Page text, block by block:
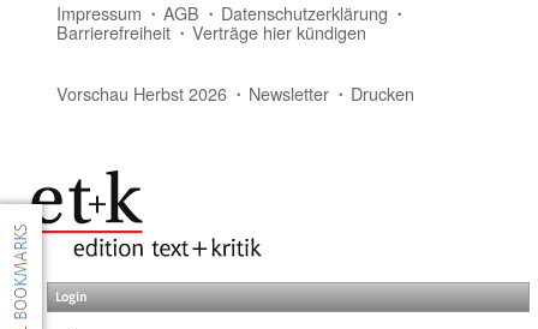
Impressum AGB Datenschutzerklärung
Barrierefreiheit Verträge hier kündigen
Vorschau Herbst 2026 Newsletter Drucken
Login